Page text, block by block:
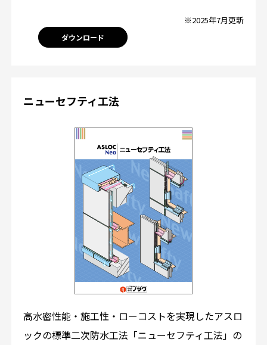
※2025年7月更新
ダウンロード
ニューセフティ工法
高水密性能・施工性・ローコストを実現したアスロ
ックの標準二次防水工法「ニューセフティ工法」の